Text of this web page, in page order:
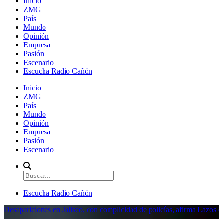
ZMG
País
Mundo
Opinión
Empresa
Pasión
Escenario
Escucha Radio Cañón
Inicio
ZMG
País
Mundo
Opinión
Empresa
Pasión
Escenario
Escucha Radio Cañón
Desapariciones en Jalisco, con complicidad de policías, afirma Lazos